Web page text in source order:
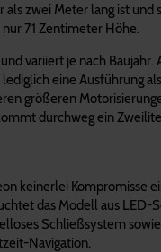
zwei Meter lang ist
71 Zentimeter Höhe.
variiert je nach
eine Ausführung
größeren
durchweg ein
keinerlei Kompromisse
das Modell aus
Schließsystem
Navigation.